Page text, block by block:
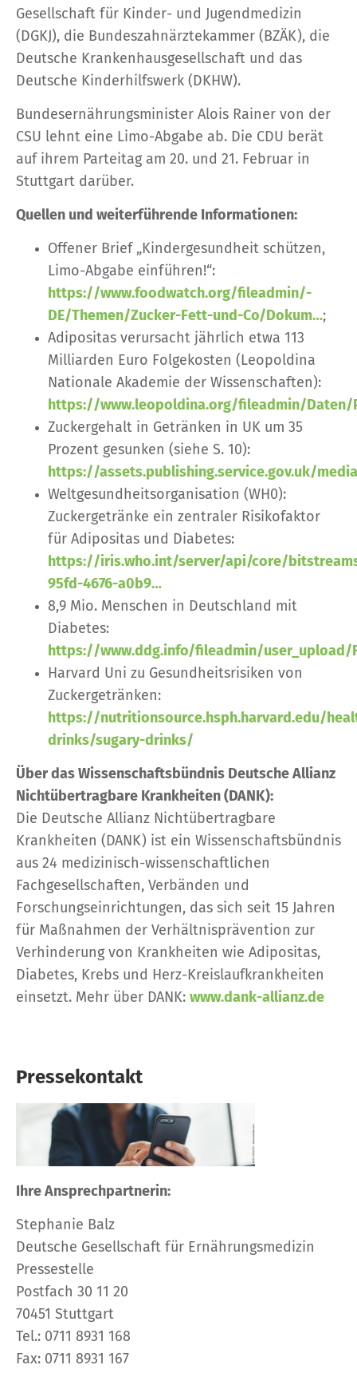
Gesellschaft für Kinder- und Jugendmedizin
(DGKJ), die Bundeszahnärztekammer (BZÄK), die
Deutsche Krankenhausgesellschaft und das
Deutsche Kinderhilfswerk (DKHW).
Bundesernährungsminister Alois Rainer von der
CSU lehnt eine Limo-Abgabe ab. Die CDU berät
auf ihrem Parteitag am 20. und 21. Februar in
Stuttgart darüber.
Quellen und weiterführende Informationen:
Offener Brief „Kindergesundheit schützen,
Limo-Abgabe einführen!“:
https://www.foodwatch.org/fileadmin/-
DE/Themen/Zucker-Fett-und-Co/Dokum…;
Adipositas verursacht jährlich etwa 113
Milliarden Euro Folgekosten (Leopoldina
Nationale Akademie der Wissenschaften):
https://www.leopoldina.org/fileadmin/
Zuckergehalt in Getränken in UK um 35
Prozent gesunken (siehe S. 10):
https://assets.publishing.service.gov.uk/
Weltgesundheitsorganisation (WH0):
Zuckergetränke ein zentraler Risikofaktor
für Adipositas und Diabetes:
https://iris.who.int/server/api/core/
95fd-4676-a0b9…
8,9 Mio. Menschen in Deutschland mit
Diabetes:
https://www.ddg.info/fileadmin/user_upload/
Harvard Uni zu Gesundheitsrisiken von
Zuckergetränken:
https://nutritionsource.hsph.harvard.edu/
drinks/sugary-drinks/
Über das Wissenschaftsbündnis Deutsche Allianz
Nichtübertragbare Krankheiten (DANK):
Die Deutsche Allianz Nichtübertragbare
Krankheiten (DANK) ist ein Wissenschaftsbündnis
aus 24 medizinisch-wissenschaftlichen
Fachgesellschaften, Verbänden und
Forschungseinrichtungen, das sich seit 15 Jahren
für Maßnahmen der Verhältnisprävention zur
Verhinderung von Krankheiten wie Adipositas,
Diabetes, Krebs und Herz-Kreislaufkrankheiten
einsetzt. Mehr über DANK: www.dank-allianz.de
Pressekontakt
Ihre Ansprechpartnerin:
Stephanie Balz
Deutsche Gesellschaft für Ernährungsmedizin
Pressestelle
Postfach 30 11 20
70451 Stuttgart
Tel.: 0711 8931 168
Fax: 0711 8931 167